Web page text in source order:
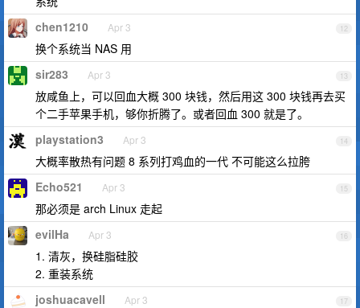
12
chen1210 Apr 3
换个系统当 NAS 用
13
sir283 Apr 3
放咸鱼上，可以回血大概 300 块钱，然后用这 300 块钱再去买
个二手苹果手机，够你折腾了。或者回血 300 就是了。
14
playstation3 Apr 3
大概率散热有问题 8 系列打鸡血的一代 不可能这么拉胯
15
Echo521 Apr 3
那必须是 arch Linux 走起
16
evilHa Apr 3
1. 清灰，换硅脂硅胶
2. 重装系统
17
joshuacavell Apr 3